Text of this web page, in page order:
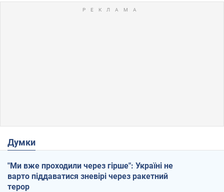
Думки
"Ми вже проходили через гірше": Україні не
варто піддаватися зневірі через ракетний
терор